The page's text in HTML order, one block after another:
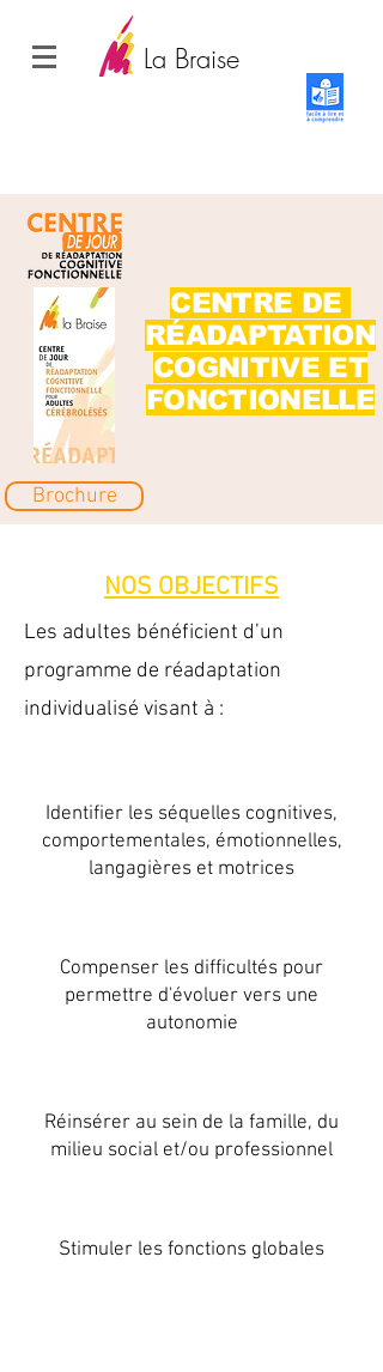
La Braise
Brochure
CENTRE DE
RÉADAPTATION
COGNITIVE ET
FONCTIONELLE
NOS OBJECTIFS
Les adultes bénéficient d’un
programme de réadaptation
individualisé visant à :
Identifier les séquelles cognitives,
comportementales, émotionnelles,
langagières et motrices
Compenser les difficultés pour
permettre d'évoluer vers une
autonomie
Réinsérer au sein de la famille, du
milieu social et/ou professionnel
Stimuler les fonctions globales